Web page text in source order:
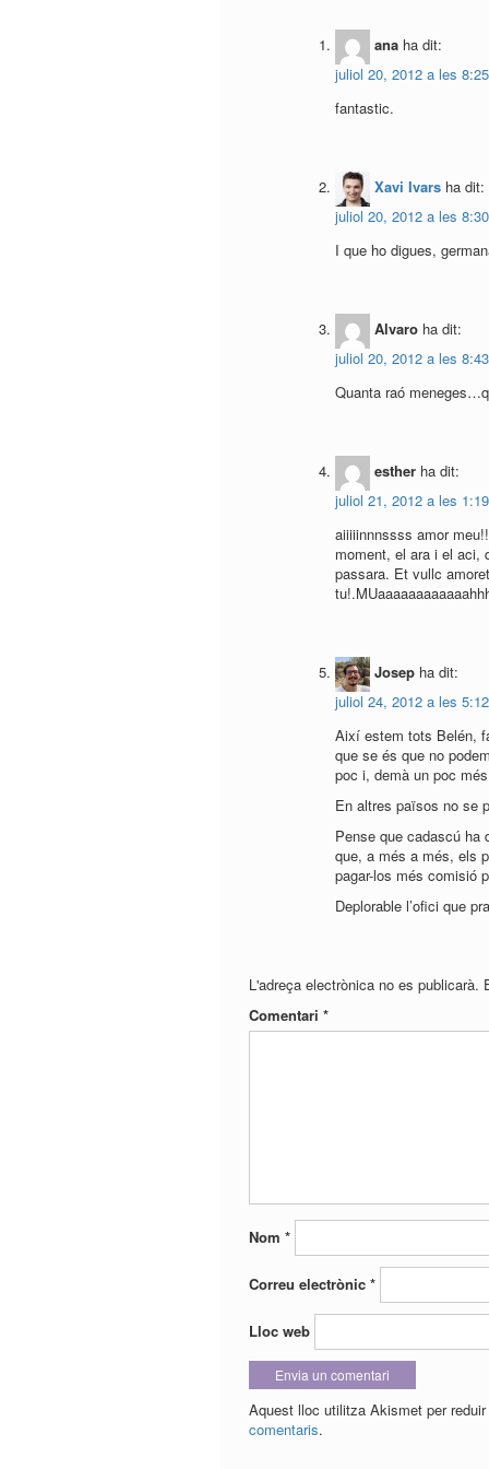
ana ha dit:
juliol 20, 2012 a les
fantastic.
Xavi Ivars ha dit:
juliol 20, 2012 a les
I que ho digues,
Alvaro ha dit:
juliol 20, 2012 a les
Quanta raó
esther ha dit:
juliol 21, 2012 a les
aiiiiinnnssss amor
moment, el ara i el
passara. Et vullc
Josep ha dit:
juliol 24, 2012 a les
Així estem tots Belén,
que se és que no
poc i, demà un poc
En altres països no se
Pense que cadascú ha
que, a més a més, els
pagar-los més comisió
Deplorable l’ofici que
L'adreça electrònica no es publicarà.
Comentari *
Nom *
Correu electrònic *
Lloc web
Aquest lloc utilitza Akismet per
comentaris.